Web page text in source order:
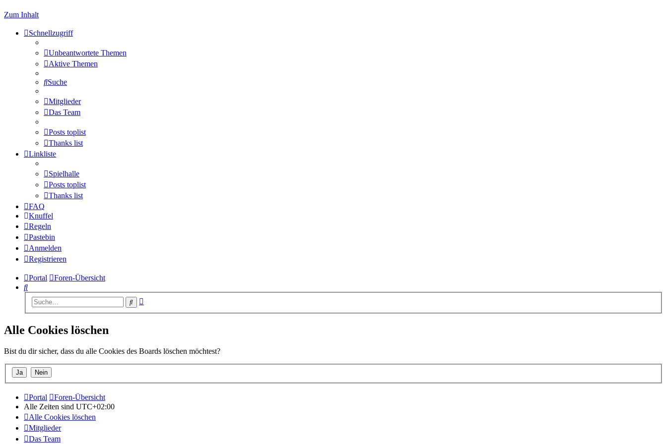
Zum Inhalt
Schnellzugriff
Unbeantwortete Themen
Aktive Themen
Suche
Mitglieder
Das Team
Posts toplist
Thanks list
Linkliste
Spielhalle
Posts toplist
Thanks list
FAQ
Knuffel
Regeln
Pastebin
Anmelden
Registrieren
Portal
Foren-Übersicht
Suche
Suche
Alle Cookies löschen
Bist du dir sicher, dass du alle Cookies des Boards löschen möchtest?
Portal
Foren-Übersicht
Alle Zeiten sind UTC+02:00
Alle Cookies löschen
Mitglieder
Das Team